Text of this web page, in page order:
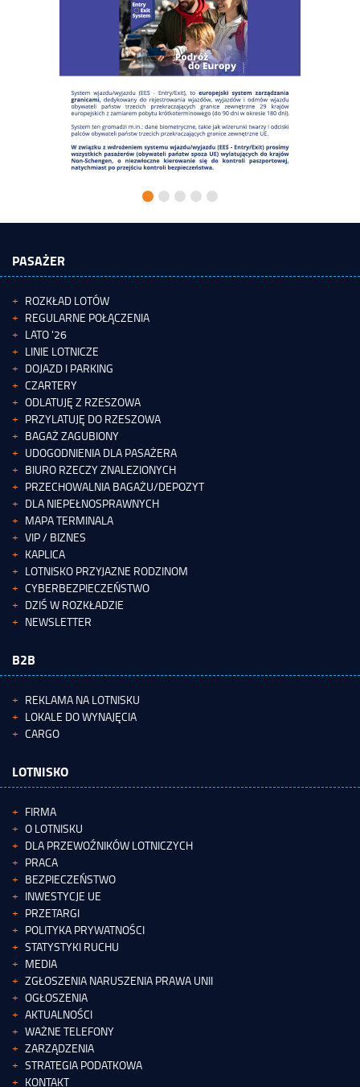
PASAŻER
ROZKŁAD LOTÓW
REGULARNE POŁĄCZENIA
LATO '26
LINIE LOTNICZE
DOJAZD I PARKING
CZARTERY
ODLATUJĘ Z RZESZOWA
PRZYLATUJĘ DO RZESZOWA
BAGAŻ ZAGUBIONY
UDOGODNIENIA DLA PASAŻERA
BIURO RZECZY ZNALEZIONYCH
PRZECHOWALNIA BAGAŻU/DEPOZYT
DLA NIEPEŁNOSPRAWNYCH
MAPA TERMINALA
VIP / BIZNES
KAPLICA
LOTNISKO PRZYJAZNE RODZINOM
CYBERBEZPIECZEŃSTWO
DZIŚ W ROZKŁADZIE
NEWSLETTER
B2B
REKLAMA NA LOTNISKU
LOKALE DO WYNAJĘCIA
CARGO
LOTNISKO
FIRMA
O LOTNISKU
DLA PRZEWOŹNIKÓW LOTNICZYCH
PRACA
BEZPIECZEŃSTWO
INWESTYCJE UE
PRZETARGI
POLITYKA PRYWATNOŚCI
STATYSTYKI RUCHU
MEDIA
ZGŁOSZENIA NARUSZENIA PRAWA UNII
OGŁOSZENIA
AKTUALNOŚCI
WAŻNE TELEFONY
ZARZĄDZENIA
STRATEGIA PODATKOWA
KONTAKT